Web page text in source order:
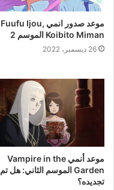
موعد صدور انمي Fuufu Ijou,
Koibito Miman الموسم 2
26 ديسمبر، 2022
موعد أنمي Vampire in the
Garden الموسم الثاني: هل تم
تجديده؟